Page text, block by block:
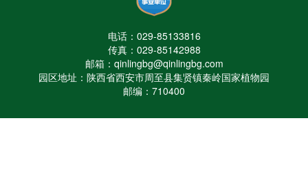
电话：029-85133816
传真：029-85142988
邮箱：qinlingbg@qinlingbg.com
园区地址：陕西省西安市周至县集贤镇秦岭国家植物园
邮编：710400